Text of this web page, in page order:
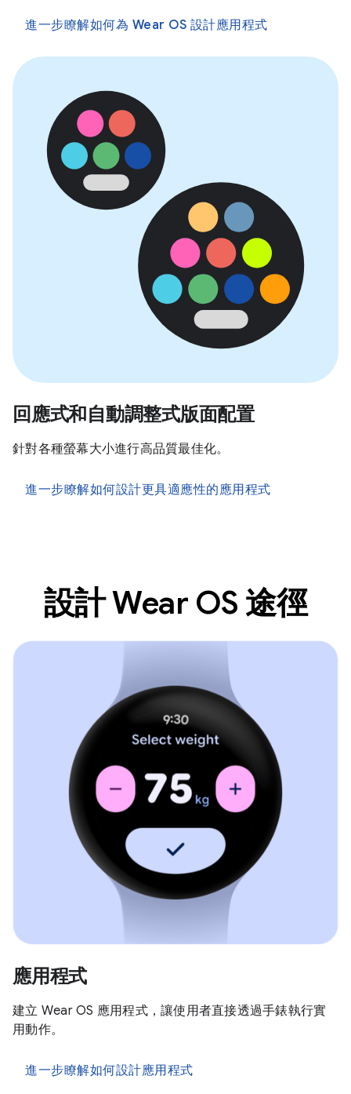
進一步瞭解如何為 Wear OS 設計應用程式
回應式和自動調整式版面配置
針對各種螢幕大小進行高品質最佳化。
進一步瞭解如何設計更具適應性的應用程式
設計 Wear OS 途徑
應用程式
建立 Wear OS 應用程式，讓使用者直接透過手錶執行實
用動作。
進一步瞭解如何設計應用程式